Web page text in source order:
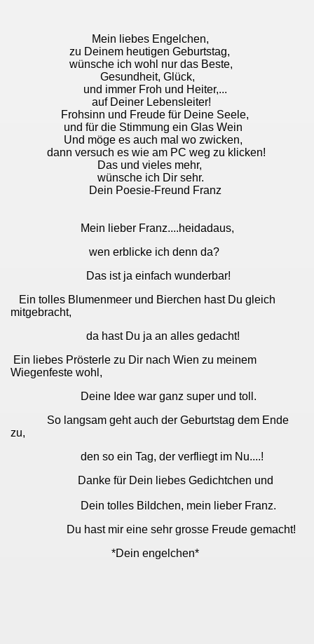
Mein liebes Engelchen,
zu Deinem heutigen Geburtstag,
wünsche ich wohl nur das Beste,
Gesundheit, Glück,
und immer Froh und Heiter,...
auf Deiner Lebensleiter!
Frohsinn und Freude für Deine Seele,
und für die Stimmung ein Glas Wein
Und möge es auch mal wo zwicken,
dann versuch es wie am PC weg zu klicken!
Das und vieles mehr,
wünsche ich Dir sehr.
Dein Poesie-Freund Franz
Mein lieber Franz....heidadaus,
wen erblicke ich denn da?
Das ist ja einfach wunderbar!
Ein tolles Blumenmeer und Bierchen hast Du gleich
mitgebracht,
da hast Du ja an alles gedacht!
Ein liebes Prösterle zu Dir nach Wien zu meinem
Wiegenfeste wohl,
Deine Idee war ganz super und toll.
So langsam geht auch der Geburtstag dem Ende
zu,
den so ein Tag, der verfliegt im Nu....!
Danke für Dein liebes Gedichtchen und
Dein tolles Bildchen, mein lieber Franz.
Du hast mir eine sehr grosse Freude gemacht!
*Dein engelchen*